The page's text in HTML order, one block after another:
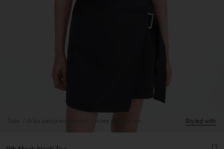
Sale Alles bekijken (dames) Alles weergeven Styled with